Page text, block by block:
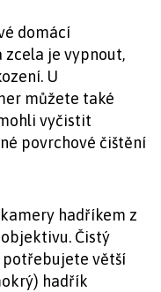
domácí
je vypnout,
U
můžete také
vyčistit
povrchové čištění
hadříkem z
Čistý
potřebujete větší
hadřík